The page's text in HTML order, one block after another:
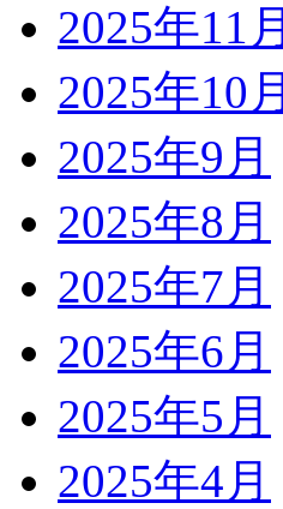
2025年11月
2025年10月
2025年9月
2025年8月
2025年7月
2025年6月
2025年5月
2025年4月